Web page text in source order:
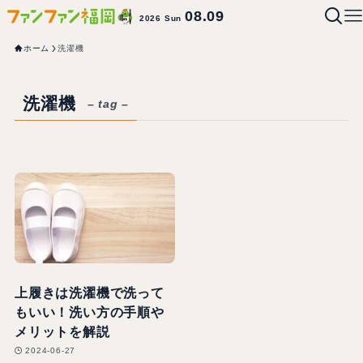
2026 Sun08.09
ホーム 洗濯機
洗濯機 – tag –
上履きは洗濯機で洗って
もいい！洗い方の手順や
メリットを解説
2024-06-27